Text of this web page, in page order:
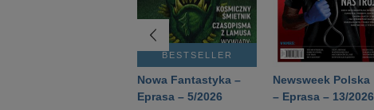
BESTSELLER
Nowa Fantastyka –
Eprasa – 5/2026
Newsweek Polska
– Eprasa – 13/2026